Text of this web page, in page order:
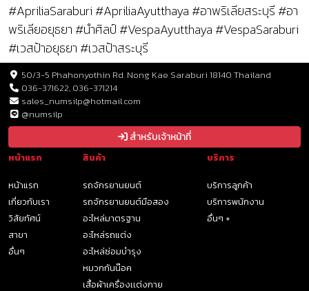
#ApriliaSaraburi #ApriliaAyutthaya #อาพริเลียสระบุรี #อา
พริเลียอยุธยา #นำศิลป์ #VespaAyutthaya #VespaSaraburi
#เวสป้าอยุธยา #เวสป้าสระบุรี
50/3-5 Phahonyothin Rd. Nong Kae Saraburi 18140 Thailand
036-371622, 036-371214
sales_numsilp@hotmail.com
@numsilp
สำหรับเจ้าหน้าที่
หน้าแรก
หน้าแรก
เกี่ยวกับเรา
วิสัยทัศน์
สาขา
อื่นๆ
สินค้า
รถจักรยานยนต์
รถจักรยานยนต์มือสอง
อะไหล่มาตรฐาน
อะไหล่รถแต่ง
อะไหล่ซ่อมบำรุง
หมวกกันน๊อค
เสื้อผ้าเครื่องเเต่งกาย
บริการ
บริการลูกค้า
บริการพนักงาน
อื่นๆ +